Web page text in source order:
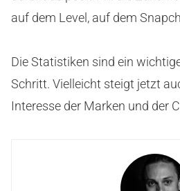
auf dem Level, auf dem
Die Statistiken sind ein
Schritt. Vielleicht steigt jetzt
Interesse der Marken und der